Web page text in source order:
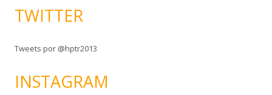
ó
o
TWITTER
Tweets por @hptr2013
INSTAGRAM